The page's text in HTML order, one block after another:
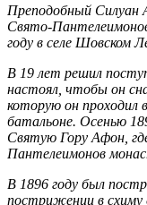
Преподобный Силуан
Свято-
году в селе Шовском
В 19 лет решил
настоял, чтобы он
которую он проходил
батальоне. Осенью
Святую Гору Афон,
Пантелеимонов
В 1896 году был
пострижении в схиму